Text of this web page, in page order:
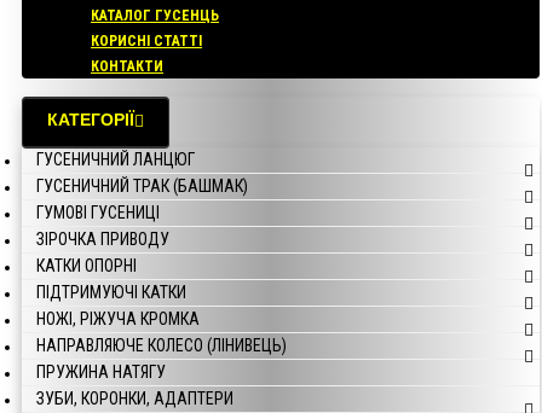
КАТАЛОГ ГУСЕНЦЬ
КОРИСНІ СТАТТІ
КОНТАКТИ
КАТЕГОРІЇ
ГУСЕНИЧНИЙ ЛАНЦЮГ
ГУСЕНИЧНИЙ ТРАК (БАШМАК)
ГУМОВІ ГУСЕНИЦІ
ЗІРОЧКА ПРИВОДУ
КАТКИ ОПОРНІ
ПІДТРИМУЮЧІ КАТКИ
НОЖІ, РІЖУЧА КРОМКА
НАПРАВЛЯЮЧЕ КОЛЕСО (ЛІНИВЕЦЬ)
ПРУЖИНА НАТЯГУ
ЗУБИ, КОРОНКИ, АДАПТЕРИ